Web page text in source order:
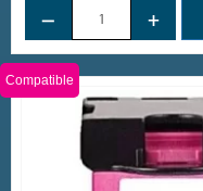
− +
Compatible